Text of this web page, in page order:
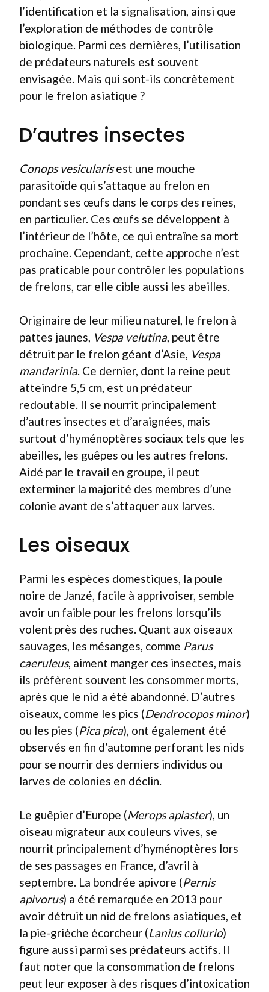
l’identification et la signalisation, ainsi que
l’exploration de méthodes de contrôle
biologique. Parmi ces dernières, l’utilisation
de prédateurs naturels est souvent
envisagée. Mais qui sont-ils concrètement
pour le frelon asiatique ?
D’autres insectes
Conops vesicularisest une mouche
parasitoïde qui s’attaque au frelon en
pondant ses œufs dans le corps des reines,
en particulier. Ces œufs se développent à
l’intérieur de l’hôte, ce qui entraîne sa mort
prochaine. Cependant, cette approche n’est
pas praticable pour contrôler les populations
de frelons, car elle cible aussi les abeilles.
Originaire de leur milieu naturel, le frelon à
pattes jaunes, Vespa velutina, peut être
détruit par le frelon géant d’Asie, Vespa
mandarinia. Ce dernier, dont la reine peut
atteindre 5,5 cm, est un prédateur
redoutable. Il se nourrit principalement
d’autres insectes et d’araignées, mais
surtout d’hyménoptères sociaux tels que les
abeilles, les guêpes ou les autres frelons.
Aidé par le travail en groupe, il peut
exterminer la majorité des membres d’une
colonie avant de s’attaquer aux larves.
Les oiseaux
Parmi les espèces domestiques, la poule
noire de Janzé, facile à apprivoiser, semble
avoir un faible pour les frelons lorsqu’ils
volent près des ruches. Quant aux oiseaux
sauvages, les mésanges, comme Parus
caeruleus, aiment manger ces insectes, mais
ils préfèrent souvent les consommer morts,
après que le nid a été abandonné. D’autres
oiseaux, comme les pics (Dendrocopos minor)
ou les pies (Pica pica), ont également été
observés en fin d’automne perforant les nids
pour se nourrir des derniers individus ou
larves de colonies en déclin.
Le guêpier d’Europe (Merops apiaster), un
oiseau migrateur aux couleurs vives, se
nourrit principalement d’hyménoptères lors
de ses passages en France, d’avril à
septembre. La bondrée apivore (Pernis
apivorus) a été remarquée en 2013 pour
avoir détruit un nid de frelons asiatiques, et
la pie-grièche écorcheur (Lanius collurio)
figure aussi parmi ses prédateurs actifs. Il
faut noter que la consommation de frelons
peut leur exposer à des risques d’intoxication